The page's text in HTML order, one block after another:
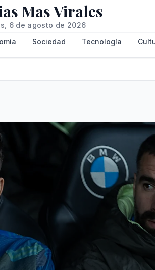
Mas Virales
6 de agosto de 2026
Sociedad Tecnología